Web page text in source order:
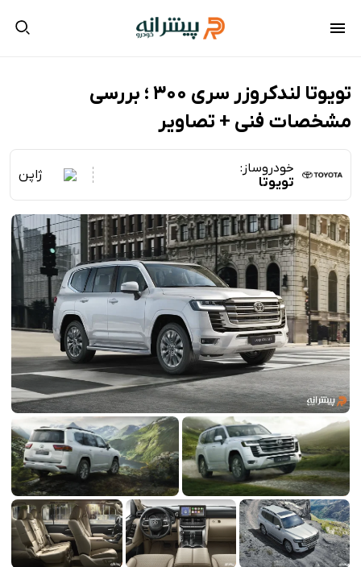
تویوتا لندکروزر سری ۳۰۰ ؛ بررسی
مشخصات فنی + تصاویر
خودروساز:
تویوتا
ژاپن